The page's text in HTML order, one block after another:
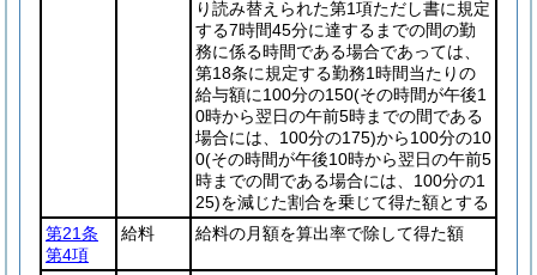
り読み替えられた第1項ただし書に規定
する7時間45分に達するまでの間の勤
務に係る時間である場合であっては、
第18条に規定する勤務1時間当たりの
給与額に100分の150(その時間が午後1
0時から翌日の午前5時までの間である
場合には、100分の175)から100分の10
0(その時間が午後10時から翌日の午前5
時までの間である場合には、100分の1
25)を減じた割合を乗じて得た額とする
第21条
第4項
給料 給料の月額を算出率で除して得た額